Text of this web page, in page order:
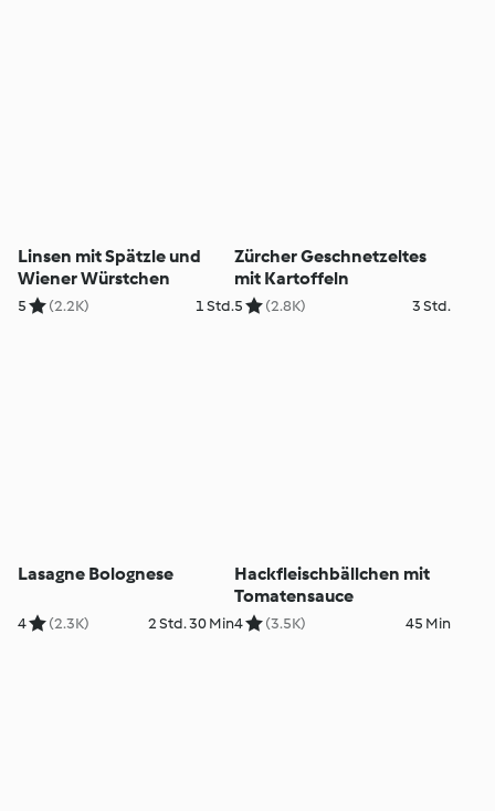
Linsen mit Spätzle und
Wiener Würstchen
5 (2.2K) 1 Std.
Zürcher Geschnetzeltes
mit Kartoffeln
5 (2.8K) 3 Std.
Lasagne Bolognese
4 (2.3K) 2 Std. 30 Min
Hackfleischbällchen mit
Tomatensauce
4 (3.5K) 45 Min